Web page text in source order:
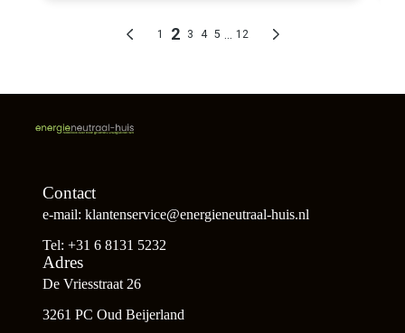
Contact
e-mail: klantenservice@energieneutraal-huis.nl
Tel: +31 6 8131 5232
Adres
De Vriesstraat 26
3261 PC Oud Beijerland